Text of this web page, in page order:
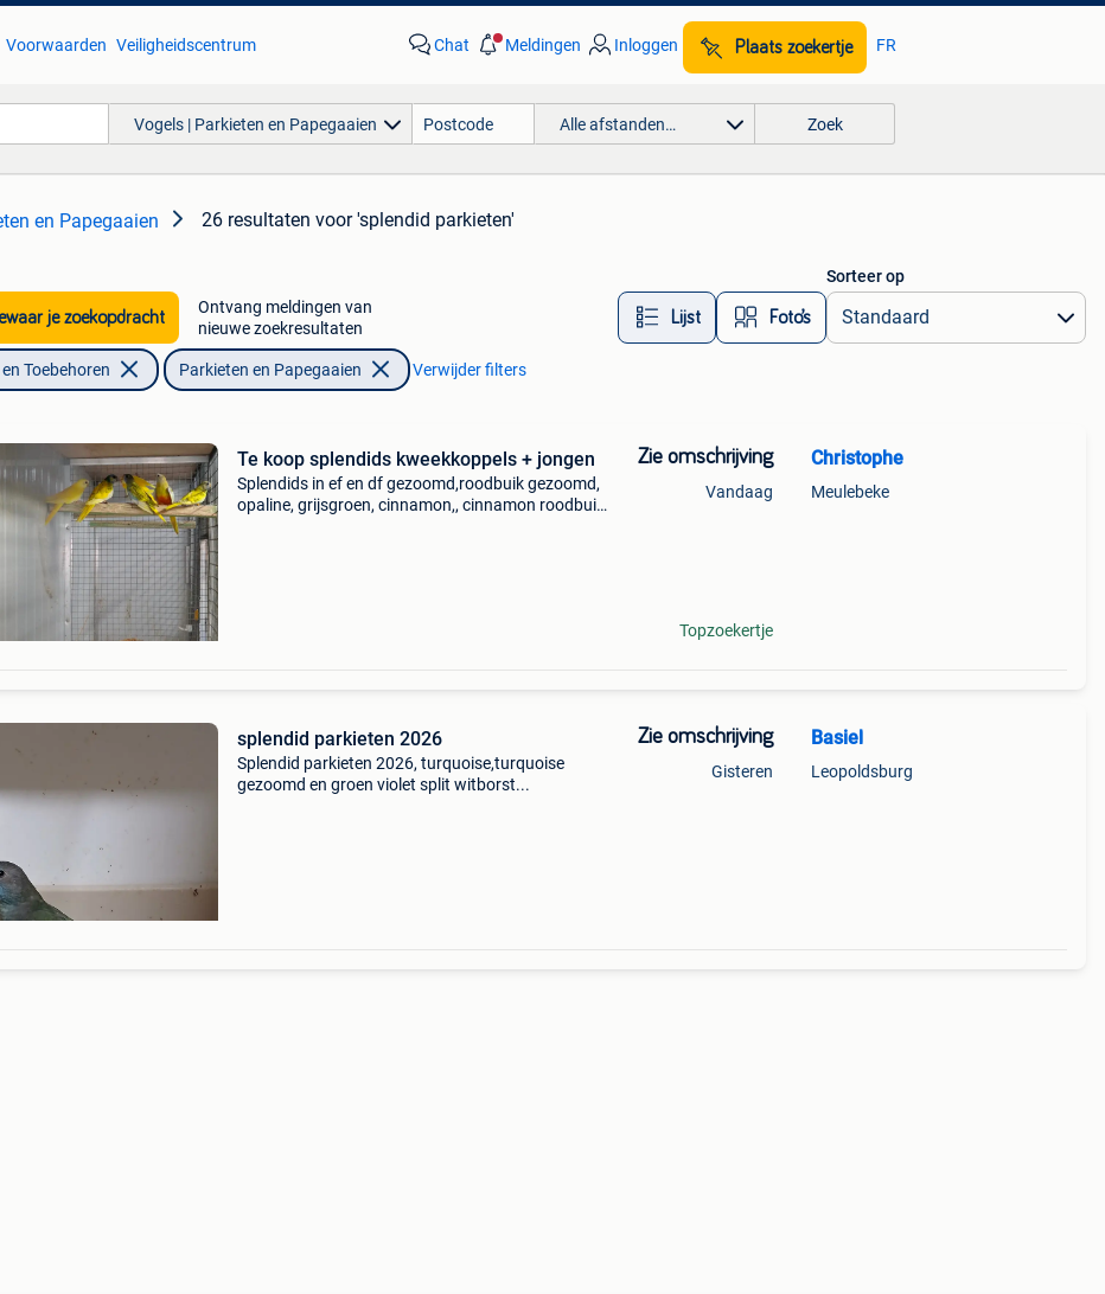
Voorwaarden Veiligheidscentrum Chat Meldingen Inloggen Plaats zoekertje FR
Vogels | Parkieten en Papegaaien Alle afstanden… Zoek
en Papegaaien 26 resultaten voor 'splendid parkieten'
je zoekopdracht
Ontvang meldingen van
nieuwe zoekresultaten
Lijst Foto’s
Sorteer op
Toebehoren Parkieten en Papegaaien Verwijder filters
Te koop splendids kweekkoppels + jongen
Splendids in ef en df gezoomd,roodbuik gezoomd,
opaline, grijsgroen, cinnamon,, cinnamon roodbuik,
Zie omschrijving
Vandaag
Topzoekertje
Christophe
Meulebeke
splendid parkieten 2026
Splendid parkieten 2026, turquoise,turquoise
gezoomd en groen violet split witborst...
Zie omschrijving
Gisteren
Basiel
Leopoldsburg